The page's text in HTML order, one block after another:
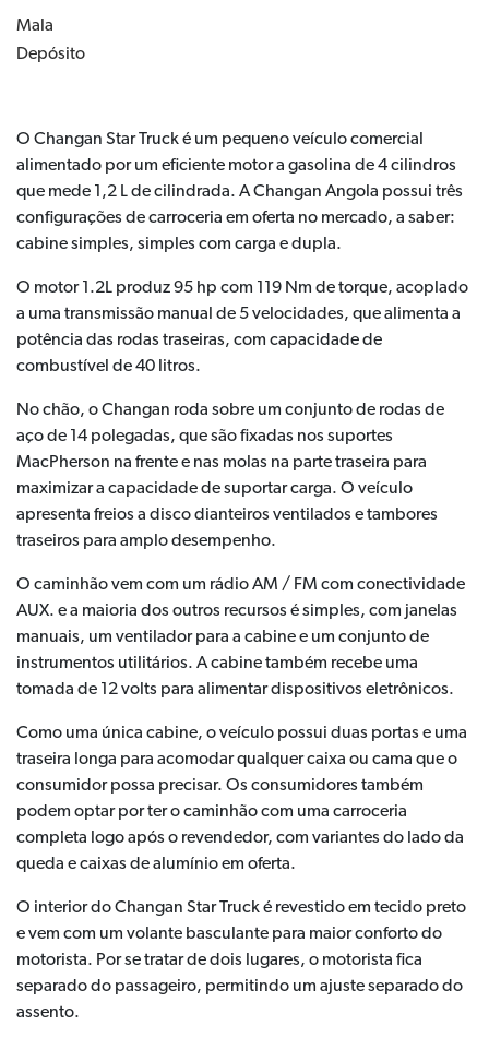
Mala
Depósito
O Changan Star Truck é um pequeno veículo comercial
alimentado por um eficiente motor a gasolina de 4 cilindros
que mede 1,2 L de cilindrada. A Changan Angola possui três
configurações de carroceria em oferta no mercado, a saber:
cabine simples, simples com carga e dupla.
O motor 1.2L produz 95 hp com 119 Nm de torque, acoplado
a uma transmissão manual de 5 velocidades, que alimenta a
potência das rodas traseiras, com capacidade de
combustível de 40 litros.
No chão, o Changan roda sobre um conjunto de rodas de
aço de 14 polegadas, que são fixadas nos suportes
MacPherson na frente e nas molas na parte traseira para
maximizar a capacidade de suportar carga. O veículo
apresenta freios a disco dianteiros ventilados e tambores
traseiros para amplo desempenho.
O caminhão vem com um rádio AM / FM com conectividade
AUX. e a maioria dos outros recursos é simples, com janelas
manuais, um ventilador para a cabine e um conjunto de
instrumentos utilitários. A cabine também recebe uma
tomada de 12 volts para alimentar dispositivos eletrônicos.
Como uma única cabine, o veículo possui duas portas e uma
traseira longa para acomodar qualquer caixa ou cama que o
consumidor possa precisar. Os consumidores também
podem optar por ter o caminhão com uma carroceria
completa logo após o revendedor, com variantes do lado da
queda e caixas de alumínio em oferta.
O interior do Changan Star Truck é revestido em tecido preto
e vem com um volante basculante para maior conforto do
motorista. Por se tratar de dois lugares, o motorista fica
separado do passageiro, permitindo um ajuste separado do
assento.